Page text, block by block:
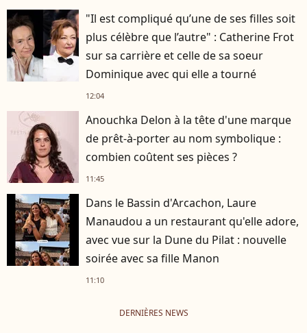
"Il est compliqué qu’une de ses filles soit
plus célèbre que l’autre" : Catherine Frot
sur sa carrière et celle de sa soeur
Dominique avec qui elle a tourné
12:04
Anouchka Delon à la tête d'une marque
de prêt-à-porter au nom symbolique :
combien coûtent ses pièces ?
11:45
Dans le Bassin d'Arcachon, Laure
Manaudou a un restaurant qu'elle adore,
avec vue sur la Dune du Pilat : nouvelle
soirée avec sa fille Manon
11:10
DERNIÈRES NEWS